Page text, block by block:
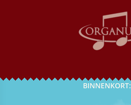
BINNENKORT: